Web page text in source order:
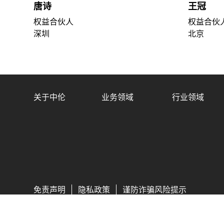
唐诗
权益合伙人
深圳
王冠
权益合伙
北京
关于中伦 业务领域 行业领域
免责声明 隐私政策 谨防诈骗风险提示